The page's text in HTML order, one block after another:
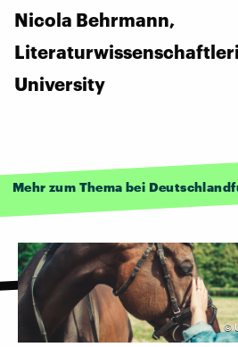
Nicola Behrmann,
University
Mehr zum Thema bei
©